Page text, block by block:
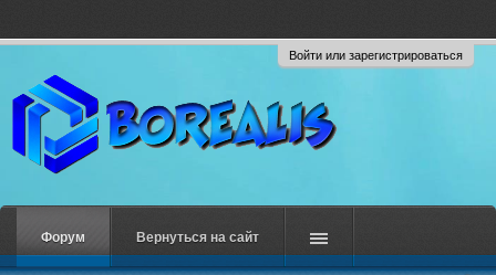
Войти или зарегистрироваться
Форум Вернуться на сайт